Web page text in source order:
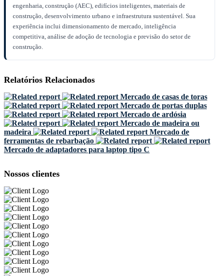
engenharia, construção (AEC), edifícios inteligentes, materiais de
construção, desenvolvimento urbano e infraestrutura sustentável. Sua
experiência inclui dimensionamento de mercado, inteligência
competitiva, análise de adoção de tecnologia e previsão do setor de
construção.
Relatórios Relacionados
Mercado de casas de toras
Mercado de portas duplas
Mercado de ardósia
Mercado de madeira ou
madeira
Mercado de
ferramentas de rebarbação
Mercado de adaptadores para laptop tipo C
Nossos clientes